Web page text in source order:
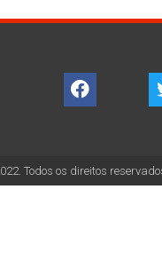
Todos os direitos